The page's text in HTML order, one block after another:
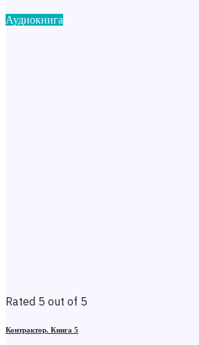
Аудиокнига
Rated 5 out of 5
Контрактор. Книга 5